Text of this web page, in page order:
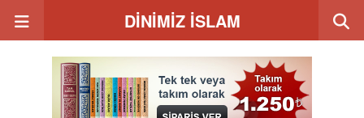
DİNİMİZ İSLAM